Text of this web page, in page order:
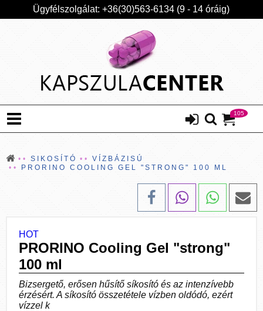
Ügyfélszolgálat: +36(30)563-6134 (9 - 14 óráig)
105
SIKOSÍTÓ
VÍZBÁZISÚ
PRORINO COOLING GEL "STRONG" 100 ML
HOT
PRORINO Cooling Gel "strong"
100 ml
Bizsergető, erősen hűsítő síkosító és az intenzívebb
érzésért. A síkosító összetétele vízben oldódó, ezért
vízzel k